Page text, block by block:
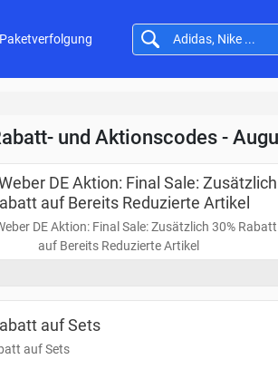
Paketverfolgung
und Aktionscodes -
DE Aktion: Final Sale: Zusätzlich
auf Bereits Reduzierte Artikel
DE Aktion: Final Sale: Zusätzlich 30% Rabatt
auf Bereits Reduzierte Artikel
auf Sets
auf Sets